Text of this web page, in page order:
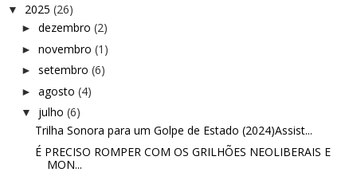
▼ 2025 (26)
► dezembro (2)
► novembro (1)
► setembro (6)
► agosto (4)
▼ julho (6)
Trilha Sonora para um Golpe de Estado (2024)Assist...
É PRECISO ROMPER COM OS GRILHÕES NEOLIBERAIS E
MON...